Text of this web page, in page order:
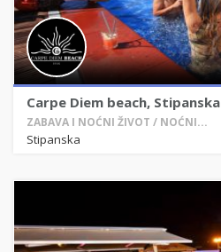
Carpe Diem beach, Stipanska
ZABAVA I NOĆNI ŽIVOT / NOĆNI...
Stipanska